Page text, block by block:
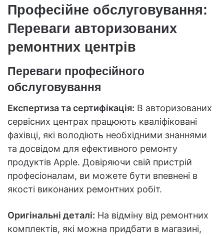
Професійне обслуговування:
Переваги авторизованих
ремонтних центрів
Переваги професійного
обслуговування
Експертиза та сертифікація: В авторизованих
сервісних центрах працюють кваліфіковані
фахівці, які володіють необхідними знаннями
та досвідом для ефективного ремонту
продуктів Apple. Довіряючи свій пристрій
професіоналам, ви можете бути впевнені в
якості виконаних ремонтних робіт.
Оригінальні деталі: На відміну від ремонтних
комплектів, які можна придбати в магазині,